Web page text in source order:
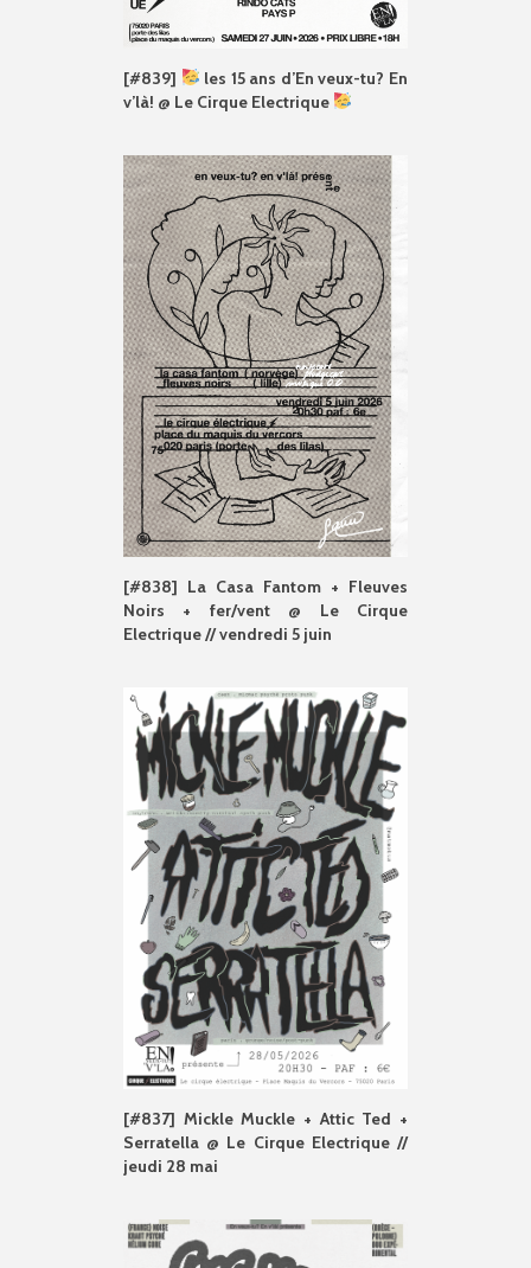
[#839]
les 15 ans d’En veux-tu? En
v’là! @ Le Cirque Electrique
[#838] La Casa Fantom + Fleuves
Noirs + fer/vent @ Le Cirque
Electrique // vendredi 5 juin
[#837] Mickle Muckle + Attic Ted +
Serratella @ Le Cirque Electrique //
jeudi 28 mai